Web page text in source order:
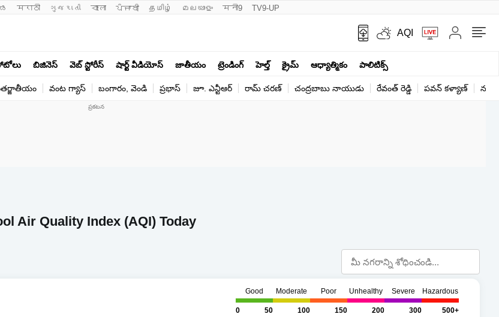
मराठी ગુજરાતી বাংলা ਪੰਜਾਬੀ தமிழ் മലയാളം मनी9 TV9-UP
AQI
బిజినెస్ వెబ్ స్టోరీస్ షార్ట్ వీడియోస్ జాతీయం ట్రెండింగ్ హెల్త్‌ క్రైమ్ ఆధ్యాత్మికం పాలిటిక్స్‌
వంట గ్యాస్ బంగారం, వెండి ప్రభాస్ జూ. ఎన్టీఆర్ రామ్ చ‌ర‌ణ్‌ చంద్రబాబు నాయుడు రేవంత్ రెడ్డి పవన్ కళ్యాణ్
Air Quality Index (AQI) Today
Good
0 50
Moderate
100
Poor
150
Unhealthy
200
Severe
300
Hazardous
500+